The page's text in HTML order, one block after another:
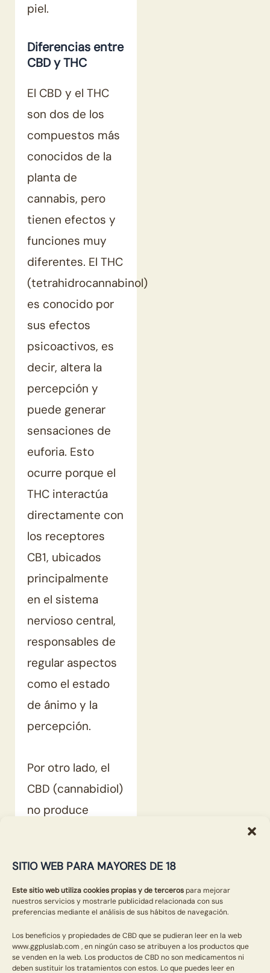
SITIO WEB PARA MAYORES DE 18
Este sitio web utiliza cookies propias y de tercerospara mejorar
nuestros servicios y mostrarle publicidad relacionada con sus
preferencias mediante el análisis de sus hábitos de navegación.
Los beneficios y propiedades de CBD que se pudieran leer en la web
www.ggpluslab.com , en ningún caso se atribuyen a los productos que
se venden en la web. Los productos de CBD no son medicamentos ni
deben sustituir los tratamientos con estos. Lo que puedes leer en
piel.
Diferencias entre
CBD y THC
El CBD y el THC
son dos de los
compuestos más
conocidos de la
planta de
cannabis, pero
tienen efectos y
funciones muy
diferentes. El THC
(tetrahidrocannabinol)
es conocido por
sus efectos
psicoactivos, es
decir, altera la
percepción y
puede generar
sensaciones de
euforia. Esto
ocurre porque el
THC interactúa
directamente con
los receptores
CB1, ubicados
principalmente
en el sistema
nervioso central,
responsables de
regular aspectos
como el estado
de ánimo y la
percepción.
Por otro lado, el
CBD (cannabidiol)
no produce
lugar de
interactuar
fuertemente con
los receptores
CB1, se asocia
×